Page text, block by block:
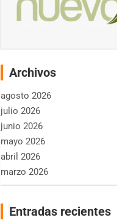
Archivos
agosto 2026
julio 2026
junio 2026
mayo 2026
abril 2026
marzo 2026
Entradas recientes